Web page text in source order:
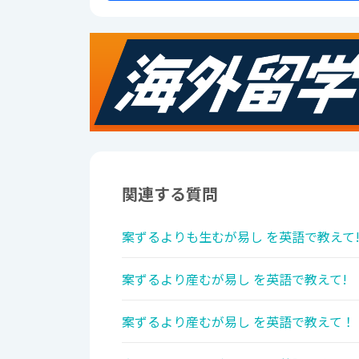
関連する質問
案ずるよりも生むが易し を英語で教えて!
案ずるより産むが易し を英語で教えて!
案ずるより産むが易し を英語で教えて！